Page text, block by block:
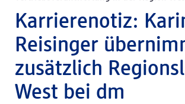
dm kosmetikstudio
Verantwortung
Lehre bei dm
Arbeiten bei dm
Karrierenotiz:
Reisinger
zusätzlich
West bei dm